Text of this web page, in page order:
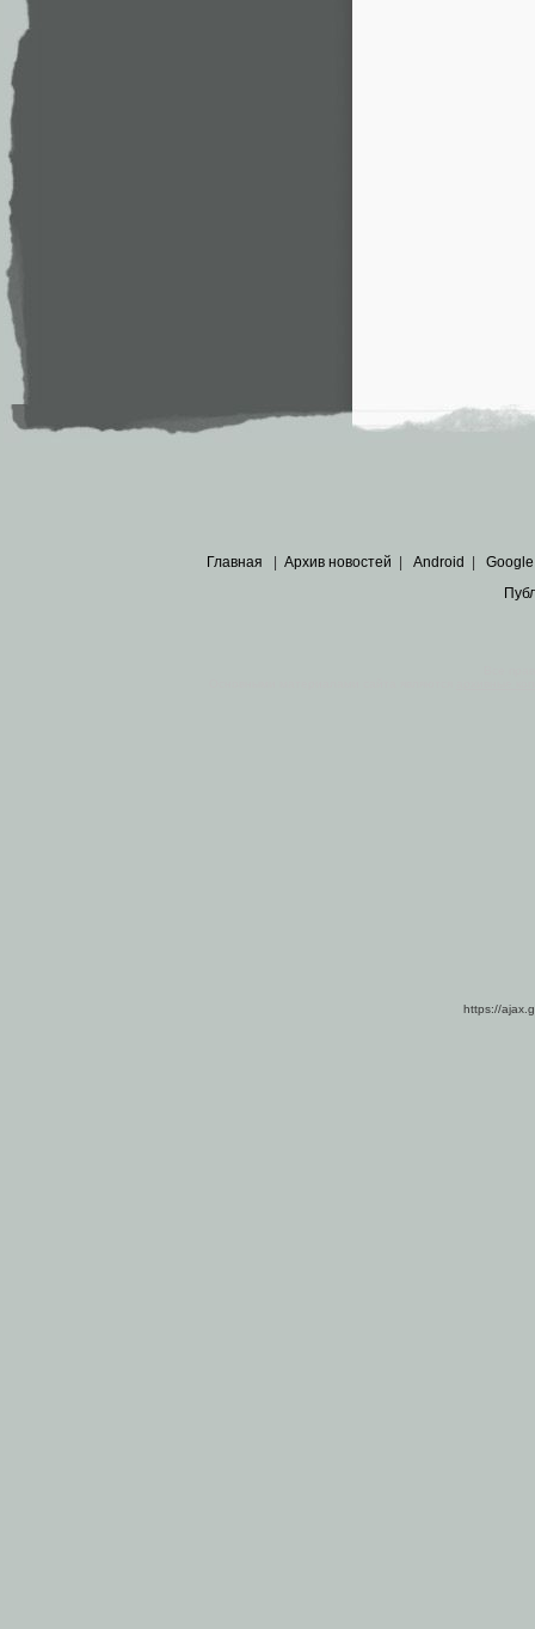
Главная Архив новостей Android Google
https://